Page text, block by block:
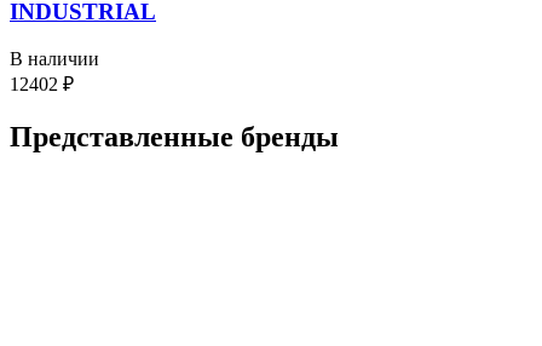
INDUSTRIAL
В наличии
12402 ₽
Представленные бренды